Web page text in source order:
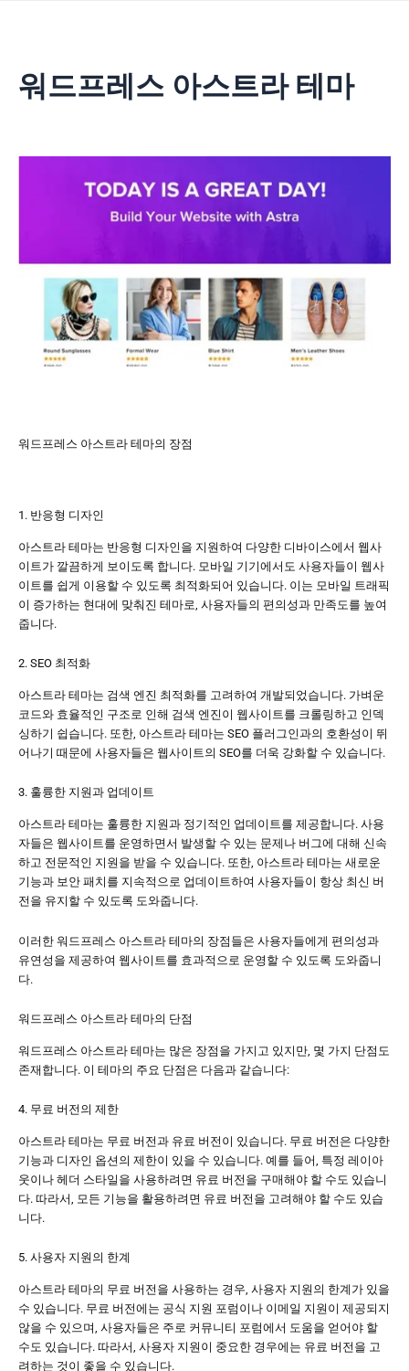
워드프레스 아스트라 테마
워드프레스 아스트라 테마의 장점
1. 반응형 디자인
아스트라 테마는 반응형 디자인을 지원하여 다양한 디바이스에서 웹사
이트가 깔끔하게 보이도록 합니다. 모바일 기기에서도 사용자들이 웹사
이트를 쉽게 이용할 수 있도록 최적화되어 있습니다. 이는 모바일 트래픽
이 증가하는 현대에 맞춰진 테마로, 사용자들의 편의성과 만족도를 높여
줍니다.
2. SEO 최적화
아스트라 테마는 검색 엔진 최적화를 고려하여 개발되었습니다. 가벼운
코드와 효율적인 구조로 인해 검색 엔진이 웹사이트를 크롤링하고 인덱
싱하기 쉽습니다. 또한, 아스트라 테마는 SEO 플러그인과의 호환성이 뛰
어나기 때문에 사용자들은 웹사이트의 SEO를 더욱 강화할 수 있습니다.
3. 훌륭한 지원과 업데이트
아스트라 테마는 훌륭한 지원과 정기적인 업데이트를 제공합니다. 사용
자들은 웹사이트를 운영하면서 발생할 수 있는 문제나 버그에 대해 신속
하고 전문적인 지원을 받을 수 있습니다. 또한, 아스트라 테마는 새로운
기능과 보안 패치를 지속적으로 업데이트하여 사용자들이 항상 최신 버
전을 유지할 수 있도록 도와줍니다.
이러한 워드프레스 아스트라 테마의 장점들은 사용자들에게 편의성과
유연성을 제공하여 웹사이트를 효과적으로 운영할 수 있도록 도와줍니
다.
워드프레스 아스트라 테마의 단점
워드프레스 아스트라 테마는 많은 장점을 가지고 있지만, 몇 가지 단점도
존재합니다. 이 테마의 주요 단점은 다음과 같습니다:
4. 무료 버전의 제한
아스트라 테마는 무료 버전과 유료 버전이 있습니다. 무료 버전은 다양한
기능과 디자인 옵션의 제한이 있을 수 있습니다. 예를 들어, 특정 레이아
웃이나 헤더 스타일을 사용하려면 유료 버전을 구매해야 할 수도 있습니
다. 따라서, 모든 기능을 활용하려면 유료 버전을 고려해야 할 수도 있습
니다.
5. 사용자 지원의 한계
아스트라 테마의 무료 버전을 사용하는 경우, 사용자 지원의 한계가 있을
수 있습니다. 무료 버전에는 공식 지원 포럼이나 이메일 지원이 제공되지
않을 수 있으며, 사용자들은 주로 커뮤니티 포럼에서 도움을 얻어야 할
수도 있습니다. 따라서, 사용자 지원이 중요한 경우에는 유료 버전을 고
려하는 것이 좋을 수 있습니다.